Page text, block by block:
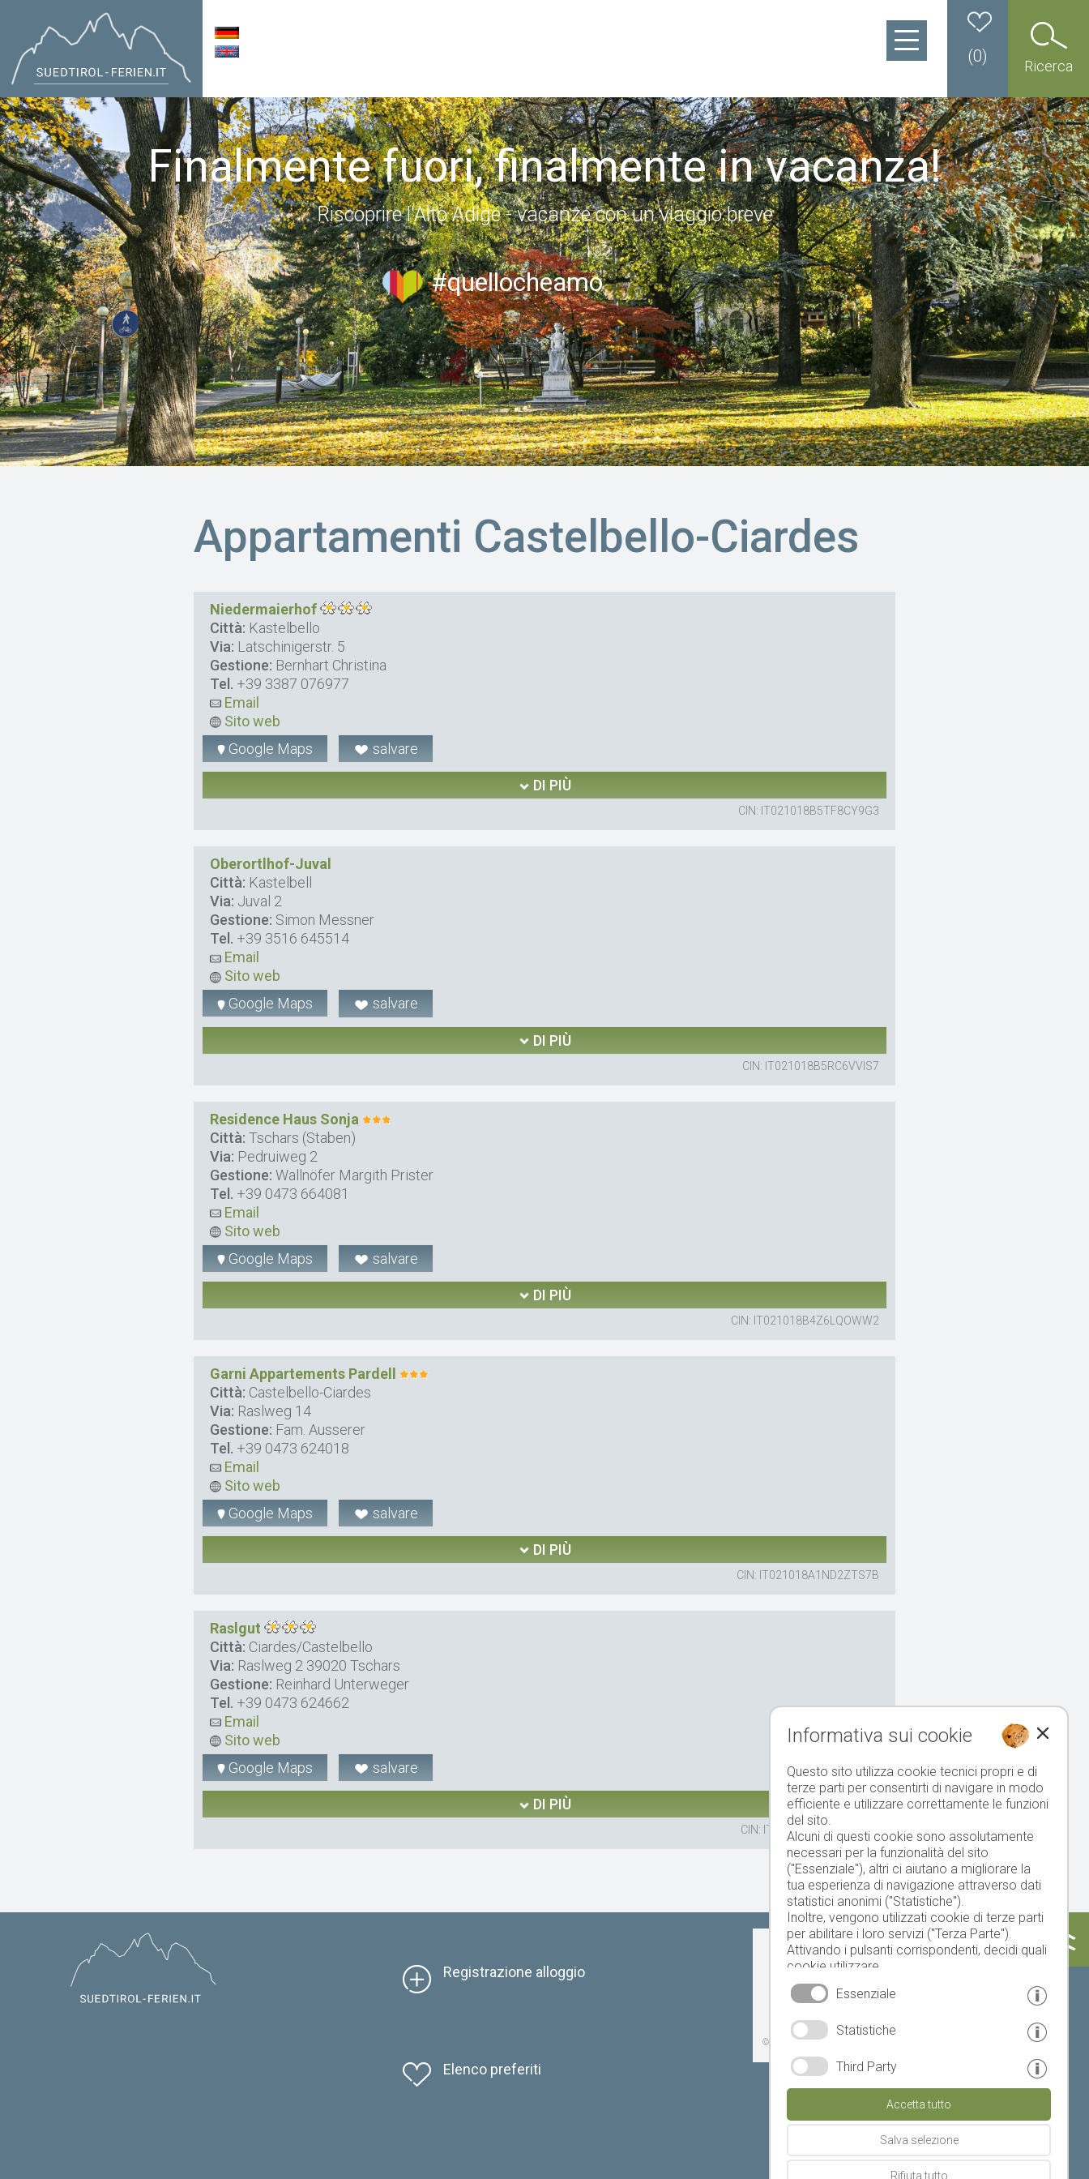
Ricerca
(0)
Finalmente fuori, finalmente in vacanza!
Riscoprire l'Alto Adige - vacanze con un viaggio breve
#quellocheamo
Appartamenti Castelbello-Ciardes
Niedermaierhof
Città: Kastelbello
Via: Latschinigerstr. 5
Gestione: Bernhart Christina
Tel. +39 3387 076977
Email
Sito web
Google Maps
salvare
DI PIÙ
CIN: IT021018B5TF8CY9G3
Oberortlhof-Juval
Città: Kastelbell
Via: Juval 2
Gestione: Simon Messner
Tel. +39 3516 645514
Email
Sito web
Google Maps
salvare
DI PIÙ
CIN: IT021018B5RC6VVIS7
Residence Haus Sonja
Città: Tschars (Staben)
Via: Pedruiweg 2
Gestione: Wallnöfer Margith Prister
Tel. +39 0473 664081
Email
Sito web
Google Maps
salvare
DI PIÙ
CIN: IT021018B4Z6LQOWW2
Garni Appartements Pardell
Città: Castelbello-Ciardes
Via: Raslweg 14
Gestione: Fam. Ausserer
Tel. +39 0473 624018
Email
Sito web
Google Maps
salvare
DI PIÙ
CIN: IT021018A1ND2ZTS7B
Raslgut
Città: Ciardes/Castelbello
Via: Raslweg 2 39020 Tschars
Gestione: Reinhard Unterweger
Tel. +39 0473 624662
Email
Sito web
Google Maps
salvare
DI PIÙ
CIN: IT021018B54J86TP2Y
Registrazione alloggio
Elenco preferiti
Oggi Domani lunedì
© Servizio meteo provinciale
33 °C
Informativa sui cookie
Questo sito utilizza cookie tecnici propri e di
terze parti per consentirti di navigare in modo
efficiente e utilizzare correttamente le funzioni
del sito.
Alcuni di questi cookie sono assolutamente
necessari per la funzionalità del sito
("Essenziale"), altri ci aiutano a migliorare la
tua esperienza di navigazione attraverso dati
statistici anonimi ("Statistiche").
Inoltre, vengono utilizzati cookie di terze parti
per abilitare i loro servizi ("Terza Parte").
Attivando i pulsanti corrispondenti, decidi quali
cookie utilizzare.
Cliccando su "Accetta tutto", "Salva selezione"
o "Rifiuta selezione", dichiari di consentire l'uso
Il tuo consenso Puoi revocarlo in qualsiasi
Essenziale
Statistiche
Third Party
Accetta tutto
Salva selezione
Rifiuta tutto